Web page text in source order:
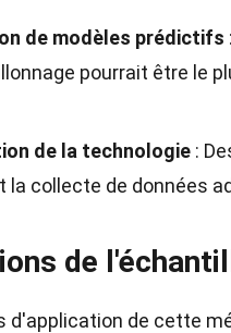
de modèles prédictifs
pourrait être le
de la technologie :
la collecte de données
de
d'application de cette